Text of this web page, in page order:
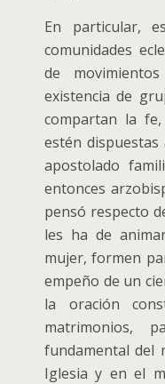
En particular,
comunidades
de
existencia de
compartan la
estén
apostolado
entonces
pensó respecto
les ha de
mujer, formen
empeño de un
la oración
matrimonios,
fundamental del
Iglesia y en el